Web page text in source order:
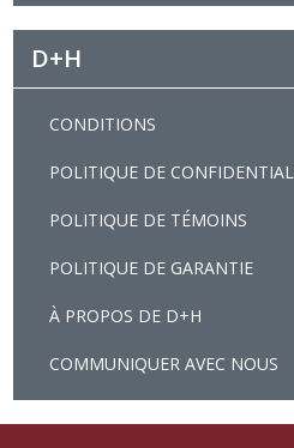
D+H
CONDITIONS
POLITIQUE DE
POLITIQUE DE TÉMOINS
POLITIQUE DE GARANTIE
À PROPOS DE D+H
COMMUNIQUER AVEC NOUS